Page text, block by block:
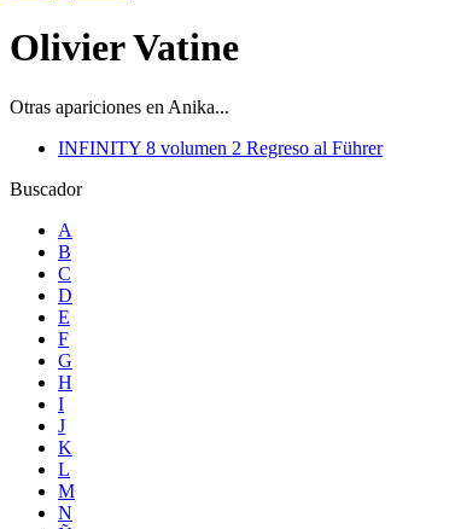
Olivier Vatine
Otras apariciones en Anika...
INFINITY 8 volumen 2 Regreso al Führer
Buscador
A
B
C
D
E
F
G
H
I
J
K
L
M
N